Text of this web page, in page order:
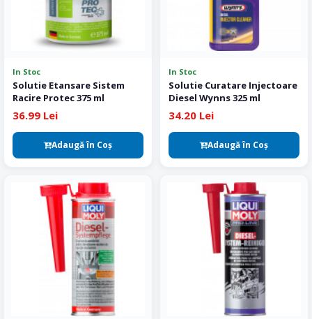
In Stoc
Solutie Etansare Sistem
Racire Protec 375 ml
36.99 Lei
Adaugă în Coş
In Stoc
Solutie Curatare Injectoare
Diesel Wynns 325 ml
34.20 Lei
Adaugă în Coş